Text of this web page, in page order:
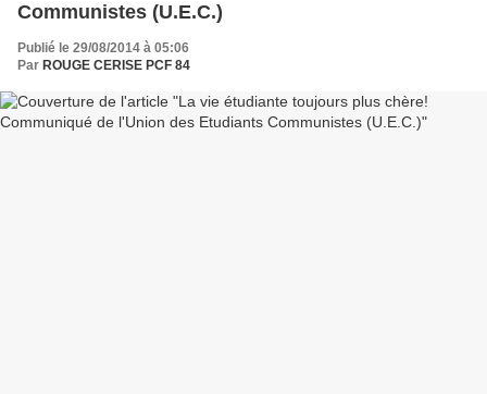
Communistes (U.E.C.)
Publié le 29/08/2014 à 05:06
Par ROUGE CERISE PCF 84